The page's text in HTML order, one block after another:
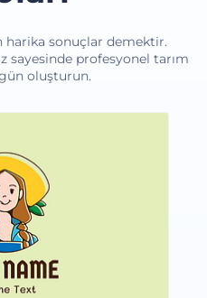
sonuçlar demektir.
sayesinde profesyonel tarım
oluşturun.